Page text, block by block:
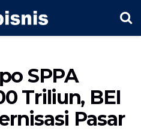
SPPA
Triliun, BEI
Pasar